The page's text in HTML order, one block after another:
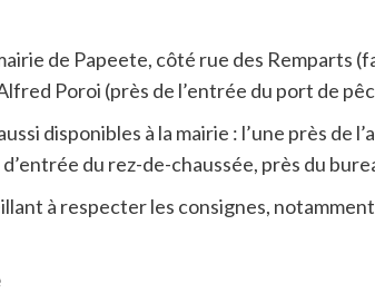
de Papeete, côté rue des Remparts
Poroi (près de l’entrée du port de
disponibles à la mairie : l’une près de
d’entrée du rez-de-chaussée, près du
à respecter les consignes,